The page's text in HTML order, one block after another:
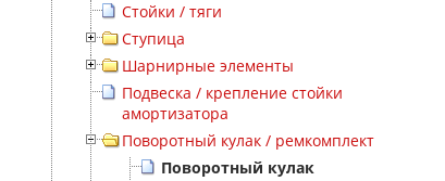
Стойки / тяги
Ступица
Шарнирные элементы
Подвеска / крепление стойки
амортизатора
Поворотный кулак / ремкомплект
Поворотный кулак